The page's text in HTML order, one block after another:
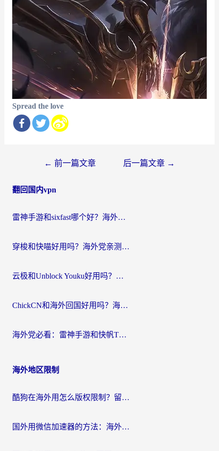
Spread the love
导
← 前一篇文章 后一篇文章 →
翻回国内vpn
雷神手游和sixfast哪个好？海外党亲测3款回国加速器，教你选对不踩坑
穿梭和快喵好用吗？海外党亲测：小众加速器对比+番茄加速器深度体验
云极和Unblock Youku好用吗？海外党亲测+2026回国加速器避坑指南
ChickCN和海外回国好用吗？海外党2026亲测：从手游到影音，选对加速器的3个关键
海外党必看：雷神手游和快帆TV版好用吗？3步选对回国加速器不踩坑
海外地区限制
酷狗在海外用怎么版权限制？留学生亲测：3步解决听国内音乐难题
国外用微信加速器的方法：海外党无缝连接国内生活的实用指南